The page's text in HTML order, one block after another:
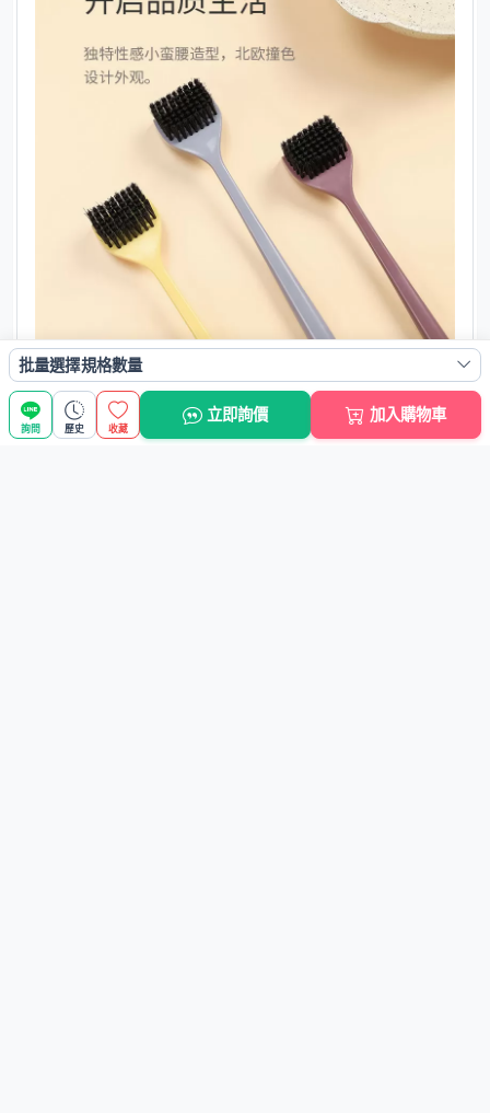
批量選擇規格數量
詢問 歷史 收藏
立即詢價 加入購物車